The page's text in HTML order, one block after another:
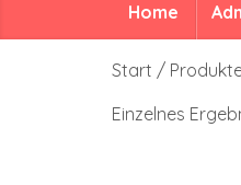
Home
Start /
Einzelnes